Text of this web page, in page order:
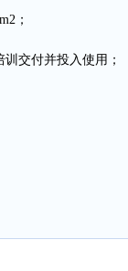
；
交付并投入使用；